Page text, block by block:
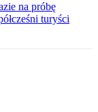
na próbę
turyści